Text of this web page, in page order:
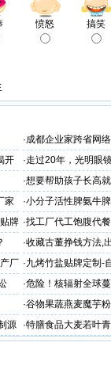
愤怒 搞笑
·成都企业家跨省网
成犯罪
开
·走过20年，光明眼
·想要帮助孩子长高
工厂？
家 ·小分子活性脾氨牛
格
牌 ·找工厂代工饱腹代
·收藏古董挣钱方法,
厂 ·九烤竹盐贴牌定制-
·危险！核辐射全球
牌厂家
·谷物果蔬燕麦魔芋
加工
源
·特膳食品大麦若叶
代工厂